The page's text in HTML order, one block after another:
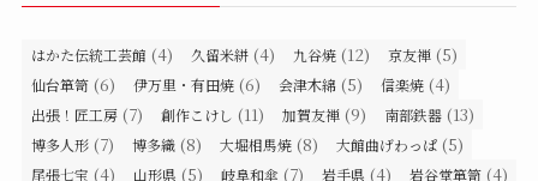
はかた伝統工芸館 (4) 久留米絣 (4) 九谷焼 (12) 京友禅 (5)
仙台箪笥 (6) 伊万里・有田焼 (6) 会津木綿 (5) 信楽焼 (4)
出張！匠工房 (7) 創作こけし (11) 加賀友禅 (9) 南部鉄器 (13)
博多人形 (7) 博多織 (8) 大堀相馬焼 (8) 大館曲げわっぱ (5)
尾張七宝 (4) 山形県 (5) 岐阜和傘 (7) 岩手県 (4) 岩谷堂箪笥 (4)